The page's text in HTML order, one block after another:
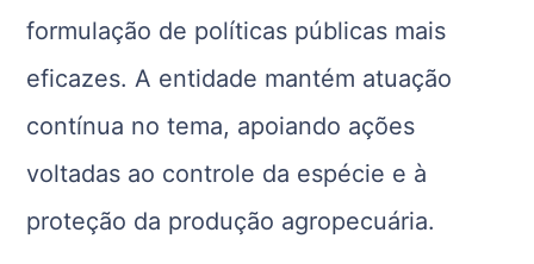
formulação de políticas públicas mais
eficazes. A entidade mantém atuação
contínua no tema, apoiando ações
voltadas ao controle da espécie e à
proteção da produção agropecuária.